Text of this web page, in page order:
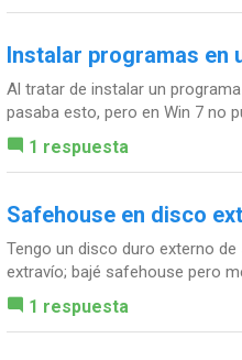
Instalar programas en
Al tratar de instalar un
pasaba esto, pero en Win 7 no
1 respuesta
Safehouse en disco
Tengo un disco duro externo
extravío; bajé safehouse pero
1 respuesta